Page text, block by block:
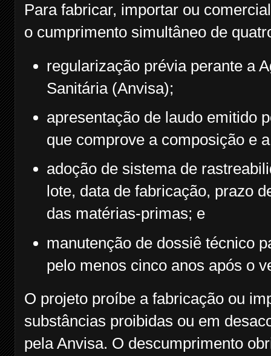
Para fabricar, importar ou
o cumprimento simultâneo de
regularização prévia perante a
Sanitária (Anvisa);
apresentação de laudo emitido
que comprove a composição e
adoção de sistema de
lote, data de fabricação, prazo
das matérias-primas; e
manutenção de dossiê técnico
pelo menos cinco anos após o
O projeto proíbe a fabricação ou
substâncias proibidas ou em
pela Anvisa. O descumprimento